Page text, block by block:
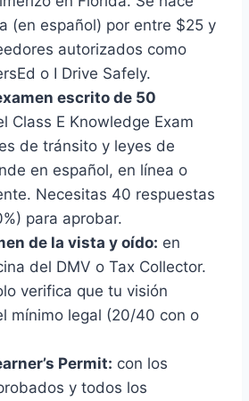
(en español) por entre $25 y
autorizados como
o I Drive Safely.
escrito de 50
Class E Knowledge Exam
de tránsito y leyes de
en español, en línea o
Necesitas 40 respuestas
para aprobar.
de la vista y oído: en
del DMV o Tax Collector.
verifica que tu visión
mínimo legal (20/40 con o
Permit: con los
y todos los